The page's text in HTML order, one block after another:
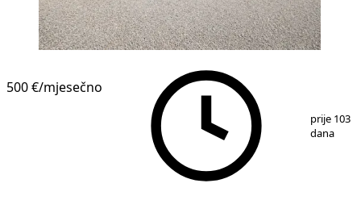
500 €/mjesečno
prije 103
dana